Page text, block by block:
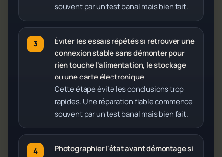
souvent par un test banal mais bien fait.
Éviter les essais répétés si retrouver une
connexion stable sans démonter pour
rien touche l'alimentation, le stockage
ou une carte électronique.
Cette étape évite les conclusions trop
rapides. Une réparation fiable commence
souvent par un test banal mais bien fait.
Photographier l'état avant démontage si